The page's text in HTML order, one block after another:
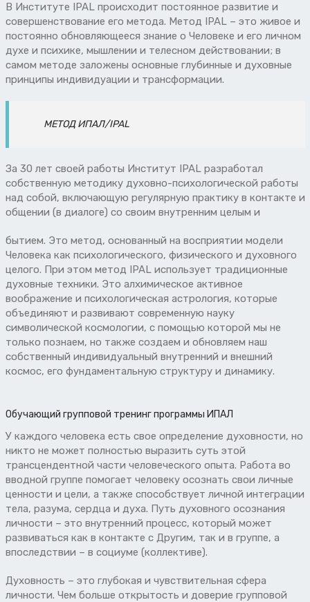
В Институте IPAL происходит постоянное развитие и
совершенствование его метода. Метод IPAL – это живое и
постоянно обновляющееся знание о Человеке и его личном
духе и психике, мышлении и телесном действовании; в
самом методе заложены основные глубинные и духовные
принципы индивидуации и трансформации.
МЕТОД ИПАЛ/IPAL
За 30 лет своей работы Институт IPAL разработал
собственную методику духовно-психологической работы
над собой, включающую регулярную практику в контакте и
общении (в диалоге) со своим внутренним целым и
бытием. Это метод, основанный на восприятии модели
Человека как психологического, физического и духовного
целого. При этом метод IPAL использует традиционные
духовные техники. Это алхимическое активное
воображение и психологическая астрология, которые
объединяют и развивают современную науку
символической космологии, с помощью которой мы не
только познаем, но также создаем и обновляем наш
собственный индивидуальный внутренний и внешний
космос, его фундаментальную структуру и динамику.
Обучающий групповой тренинг программы ИПАЛ
У каждого человека есть свое определение духовности, но
никто не может полностью выразить суть этой
трансцендентной части человеческого опыта. Работа во
вводной группе помогает человеку осознать свои личные
ценности и цели, а также способствует личной интеграции
тела, разума, сердца и духа. Путь духовного осознания
личности – это внутренний процесс, который может
развиваться как в контакте с Другим, так и в группе, а
впоследствии – в социуме (коллективе).
Духовность – это глубокая и чувствительная сфера
личности. Чем больше открытость и доверие групповой